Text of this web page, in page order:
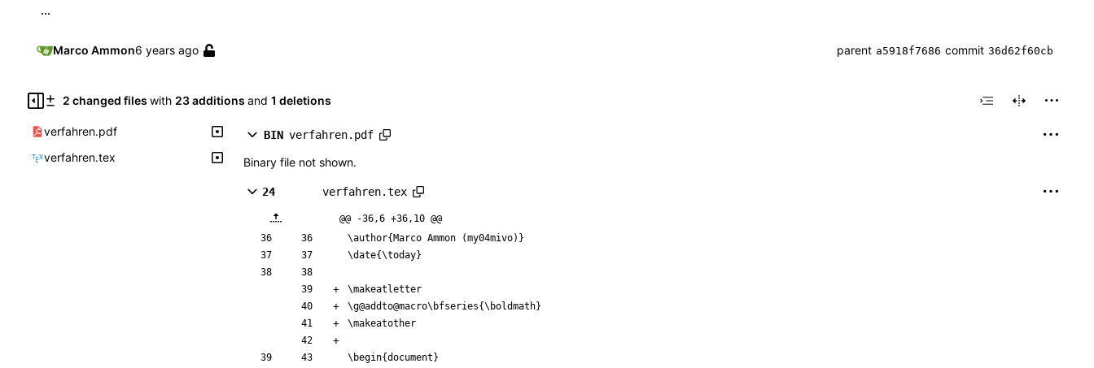
...
Marco Ammon parent a5918f7686 commit 36d62f60cb
2 changed files with 23 additions and 1 deletions
verfahren.pdf
verfahren.tex
BIN verfahren.pdf
Binary file not shown.
24 verfahren.tex
@@ -36,6 +36,10 @@
\author{ Marco Ammon (my04mivo) }
\date{\today}
\makeatletter
\g@addto@macro\bfseries{\boldmath}
\makeatother
\begin{document }